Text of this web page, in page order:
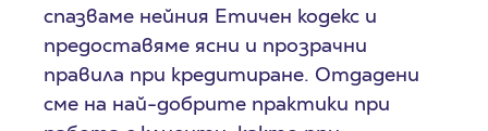
спазваме нейния Етичен кодекс и
предоставяме ясни и прозрачни
правила при кредитиране. Отдадени
сме на най-добрите практики при